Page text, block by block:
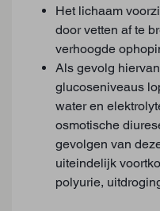
Het lichaam
door vetten af te
verhoogde
Als gevolg
glucoseniveaus
water en
osmotische
gevolgen van
uiteindelijk
polyurie,